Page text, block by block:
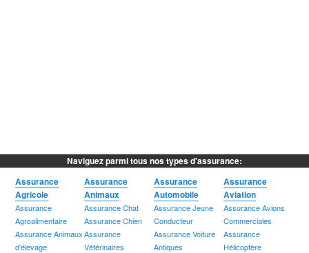
Naviguez parmi tous nos types d'assurance:
Assurance
Agricole
Assurance
Agroalimentaire
Assurance Animaux
d'élevage
Assurance
Animaux
Assurance Chat
Assurance Chien
Assurance
Vétérinaires
Assurance
Automobile
Assurance Jeune
Conducteur
Assurance Voiture
Antiques
Assurance
Aviation
Assurance Avions
Commerciales
Assurance
Hélicoptère